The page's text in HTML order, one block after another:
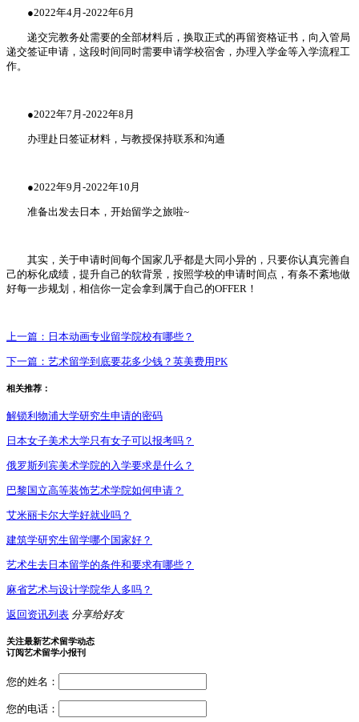
●2022年4月-2022年6月
递交完教务处需要的全部材料后，换取正式的再留资格证书，向入管局
递交签证申请，这段时间同时需要申请学校宿舍，办理入学金等入学流程工
作。
●2022年7月-2022年8月
办理赴日签证材料，与教授保持联系和沟通
●2022年9月-2022年10月
准备出发去日本，开始留学之旅啦~
其实，关于申请时间每个国家几乎都是大同小异的，只要你认真完善自
己的标化成绩，提升自己的软背景，按照学校的申请时间点，有条不紊地做
好每一步规划，相信你一定会拿到属于自己的OFFER！
上一篇： 日本动画专业留学院校有哪些？
下一篇： 艺术留学到底要花多少钱？英美费用PK
相关推荐：
解锁利物浦大学研究生申请的密码
日本女子美术大学只有女子可以报考吗？
俄罗斯列宾美术学院的入学要求是什么？
巴黎国立高等装饰艺术学院如何申请？
艾米丽卡尔大学好就业吗？
建筑学研究生留学哪个国家好？
艺术生去日本留学的条件和要求有哪些？
麻省艺术与设计学院华人多吗？
返回资讯列表 分享给好友
关注最新艺术留学动态
订阅艺术留学小报刊
您的姓名：
您的电话：